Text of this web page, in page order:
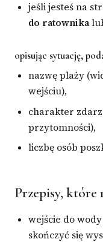
jeśli jesteś na
do ratownika
opisując sytuację,
nazwę plaży
wejściu),
charakter
przytomności),
liczbę osób
Przepisy, które
wejście do wody
skończyć się